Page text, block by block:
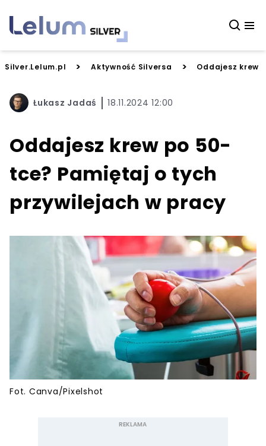
Silver.Lelum.pl > Aktywność Silversa > Oddajesz krew
Łukasz Jadaś 18.11.2024 12:00
Oddajesz krew po 50-
tce? Pamiętaj o tych
przywilejach w pracy
Fot. Canva/Pixelshot